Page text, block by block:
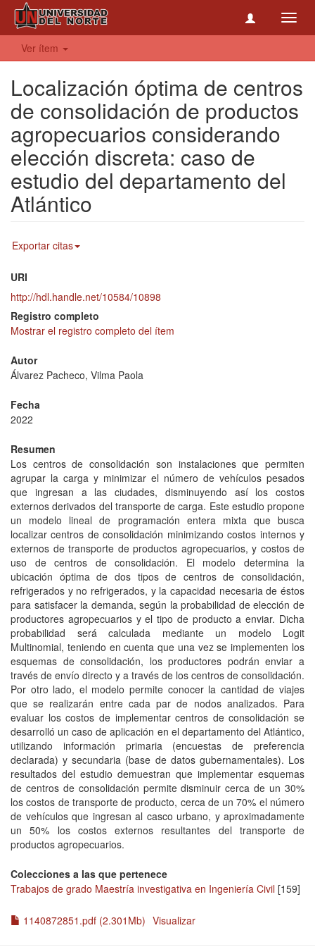
Ver ítem
Localización óptima de centros
de consolidación de productos
agropecuarios considerando
elección discreta: caso de
estudio del departamento del
Atlántico
Exportar citas
URI
http://hdl.handle.net/10584/10898
Registro completo
Mostrar el registro completo del ítem
Autor
Álvarez Pacheco, Vilma Paola
Fecha
2022
Resumen
Los centros de consolidación son instalaciones que permiten
agrupar la carga y minimizar el número de vehículos pesados
que ingresan a las ciudades, disminuyendo así los costos
externos derivados del transporte de carga. Este estudio propone
un modelo lineal de programación entera mixta que busca
localizar centros de consolidación minimizando costos internos y
externos de transporte de productos agropecuarios, y costos de
uso de centros de consolidación. El modelo determina la
ubicación óptima de dos tipos de centros de consolidación,
refrigerados y no refrigerados, y la capacidad necesaria de éstos
para satisfacer la demanda, según la probabilidad de elección de
productores agropecuarios y el tipo de producto a enviar. Dicha
probabilidad será calculada mediante un modelo Logit
Multinomial, teniendo en cuenta que una vez se implementen los
esquemas de consolidación, los productores podrán enviar a
través de envío directo y a través de los centros de consolidación.
Por otro lado, el modelo permite conocer la cantidad de viajes
que se realizarán entre cada par de nodos analizados. Para
evaluar los costos de implementar centros de consolidación se
desarrolló un caso de aplicación en el departamento del Atlántico,
utilizando información primaria (encuestas de preferencia
declarada) y secundaria (base de datos gubernamentales). Los
resultados del estudio demuestran que implementar esquemas
de centros de consolidación permite disminuir cerca de un 30%
los costos de transporte de producto, cerca de un 70% el número
de vehículos que ingresan al casco urbano, y aproximadamente
un 50% los costos externos resultantes del transporte de
productos agropecuarios.
Colecciones a las que pertenece
Trabajos de grado Maestría investigativa en Ingeniería Civil [159]
1140872851.pdf (2.301Mb) Visualizar